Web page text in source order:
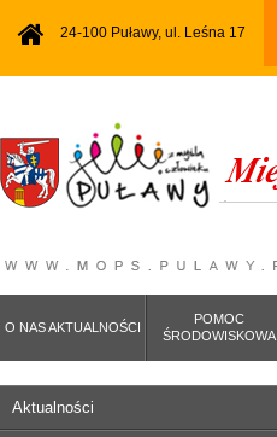
24-100 Puławy, ul. Leśna 17
O NAS AKTUALNOŚCI
POMOC
ŚRODOWISKOWA
Aktualności